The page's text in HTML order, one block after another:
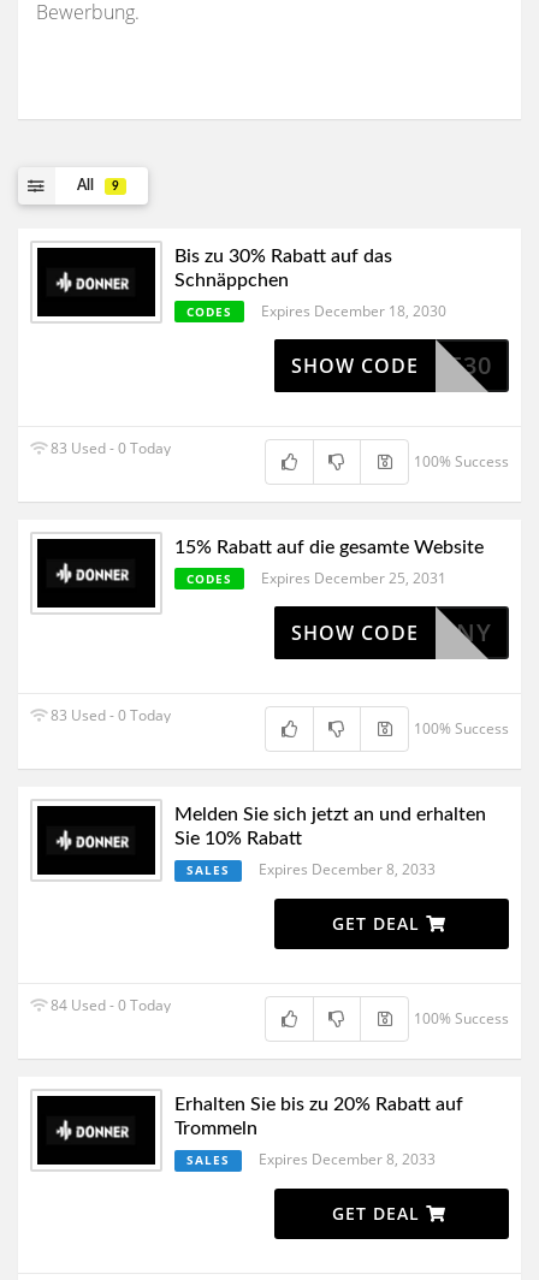
Bewerbung.
All 9
Bis zu 30% Rabatt auf das
Schnäppchen
CODES Expires December 18, 2030
CE30
SHOW CODE
83 Used - 0 Today
100% Success
15% Rabatt auf die gesamte Website
CODES Expires December 25, 2031
ROLLTONY
SHOW CODE
83 Used - 0 Today
100% Success
Melden Sie sich jetzt an und erhalten
Sie 10% Rabatt
SALES Expires December 8, 2033
GET DEAL
84 Used - 0 Today
100% Success
Erhalten Sie bis zu 20% Rabatt auf
Trommeln
SALES Expires December 8, 2033
GET DEAL